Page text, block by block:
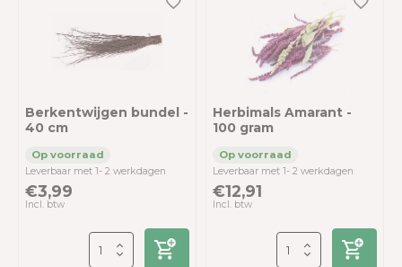
Berkentwijgen bundel -
40 cm
Leverbaar met 1- 2 werkdagen
€3,99
Incl. btw
Herbimals Amarant -
100 gram
Leverbaar met 1- 2 werkdagen
€12,91
Incl. btw